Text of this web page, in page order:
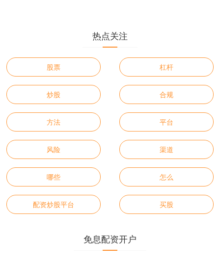
热点关注
股票 杠杆
炒股 合规
方法 平台
风险 渠道
哪些 怎么
配资炒股平台 买股
免息配资开户